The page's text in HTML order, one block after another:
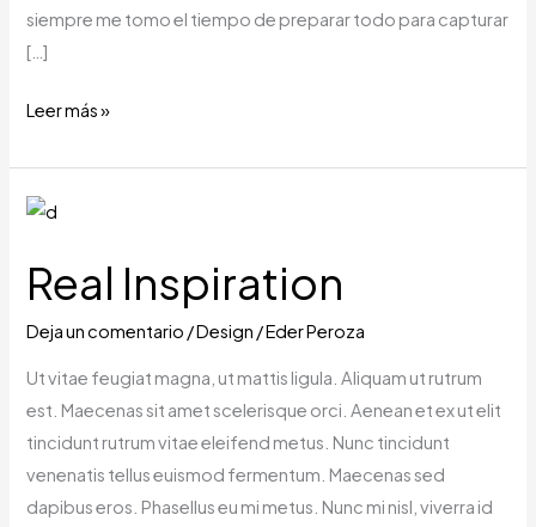
siempre me tomo el tiempo de preparar todo para capturar
[…]
Leer más »
Real Inspiration
Deja un comentario /Design /Eder Peroza
Ut vitae feugiat magna, ut mattis ligula. Aliquam ut rutrum
est. Maecenas sit amet scelerisque orci. Aenean et ex ut elit
tincidunt rutrum vitae eleifend metus. Nunc tincidunt
venenatis tellus euismod fermentum. Maecenas sed
dapibus eros. Phasellus eu mi metus. Nunc mi nisl, viverra id
Real